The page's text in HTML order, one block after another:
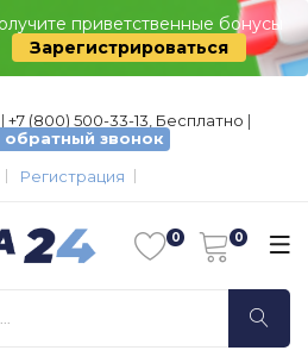
приветственные бонусы
Зарегистрироваться
| +7 (800) 500-33-13, Бесплатно |
обратный звонок
Регистрация